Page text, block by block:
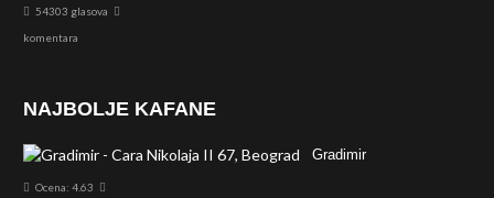
54303 glasova
komentara
NAJBOLJE KAFANE
Gradimir
Ocena: 4.63